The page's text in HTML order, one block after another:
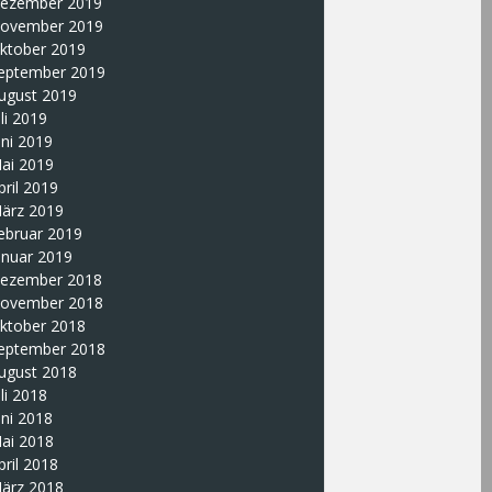
2019
2019
2019
2019
2019
2019
2019
2019
2019
2019
2019
2018
2018
2018
2018
2018
2018
2018
2018
2018
2018